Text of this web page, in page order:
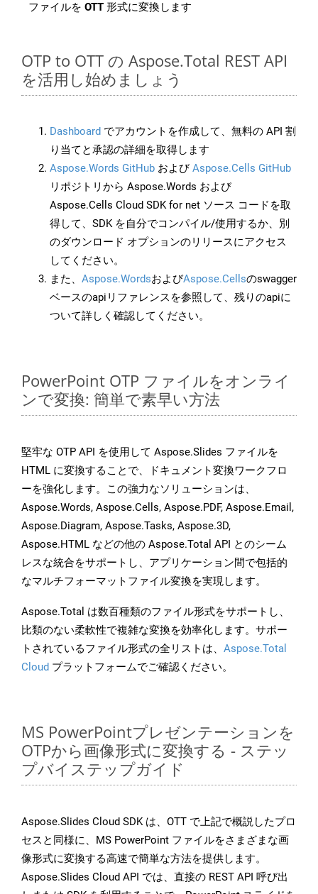
ファイルを OTT 形式に変換します
OTP to OTT の Aspose.Total REST API
を活用し始めましょう
Dashboard でアカウントを作成して、無料の API 割
り当てと承認の詳細を取得します
Aspose.Words GitHub およびAspose.Cells GitHub
リポジトリから Aspose.Words および
Aspose.Cells Cloud SDK for net ソース コードを取
得して、SDK を自分でコンパイル/使用するか、別
のダウンロード オプションのリリースにアクセス
してください。
また、 Aspose.WordsおよびAspose.Cellsのswagger
ベースのapiリファレンスを参照して、残りのapiに
ついて詳しく確認してください。
PowerPoint OTP ファイルをオンライ
ンで変換: 簡単で素早い方法
堅牢な OTP API を使用して Aspose.Slides ファイルを
HTML に変換することで、ドキュメント変換ワークフロ
ーを強化します。この強力なソリューションは、
Aspose.Words, Aspose.Cells, Aspose.PDF, Aspose.Email,
Aspose.Diagram, Aspose.Tasks, Aspose.3D,
Aspose.HTML などの他の Aspose.Total API とのシーム
レスな統合をサポートし、アプリケーション間で包括的
なマルチフォーマットファイル変換を実現します。
Aspose.Total は数百種類のファイル形式をサポートし、
比類のない柔軟性で複雑な変換を効率化します。サポー
トされているファイル形式の全リストは、 Aspose.Total
Cloud プラットフォームでご確認ください。
MS PowerPointプレゼンテーションを
OTPから画像形式に変換する - ステッ
プバイステップガイド
Aspose.Slides Cloud SDK は、OTT で上記で概説したプロ
セスと同様に、MS PowerPoint ファイルをさまざまな画
像形式に変換する高速で簡単な方法を提供します。
Aspose.Slides Cloud API では、直接の REST API 呼び出